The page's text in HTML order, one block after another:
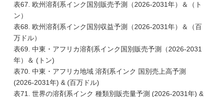
表67. 欧州溶剤系インク国別販売予測（2026-2031年）＆（ト
ン）
表68. 欧州溶剤系インク国別収益予測（2026-2031年）＆（百
万ドル）
表69. 中東・アフリカ溶剤系インク国別販売予測（2026-2031
年）＆ (トン)
表70. 中東・アフリカ地域 溶剤系インク 国別売上高予測
(2026-2031年) & (百万ドル)
表71. 世界の溶剤系インク 種類別販売量予測 (2026-2031年) &